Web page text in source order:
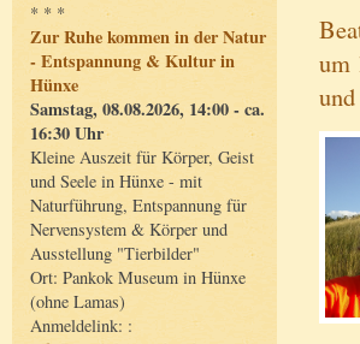
* * *
Zur Ruhe kommen in der Natur
- Entspannung & Kultur in
Hünxe
Samstag, 08.08.2026, 14:00 - ca.
16:30 Uhr
Kleine Auszeit für Körper, Geist
und Seele in Hünxe - mit
Naturführung, Entspannung für
Nervensystem & Körper und
Ausstellung "Tierbilder"
Ort: Pankok Museum in Hünxe
(ohne Lamas)
Anmeldelink: :
um